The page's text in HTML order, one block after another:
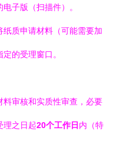
子版（扫描件）。
纸质申请材料（可能需要加
的受理窗口。
审核和实质性审查，必要
理之日起20个工作日 内（特